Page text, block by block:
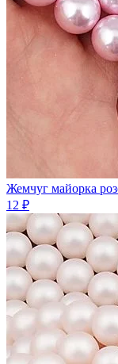
Жемчуг майорка
12 ₽